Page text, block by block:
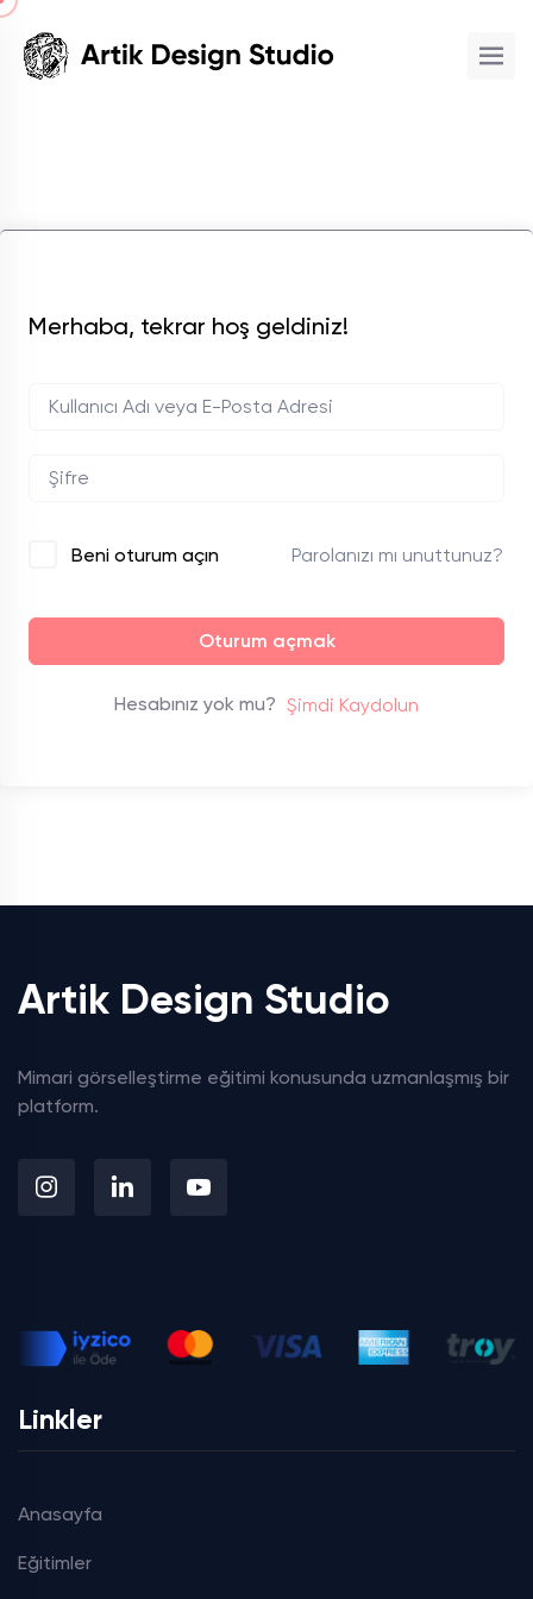
Merhaba, tekrar hoş geldiniz!
Beni oturum açın Parolanızı mı unuttunuz?
Oturum açmak
Hesabınız yok mu? Şimdi Kaydolun
Artik Design Studio
Mimari görselleştirme eğitimi konusunda uzmanlaşmış bir
platform.
Linkler
Anasayfa
Eğitimler